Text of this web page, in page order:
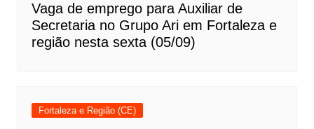
Vaga de emprego para Auxiliar de
Secretaria no Grupo Ari em Fortaleza e
região nesta sexta (05/09)
Fortaleza e Região (CE)